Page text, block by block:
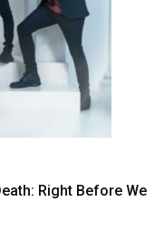
Right Before We